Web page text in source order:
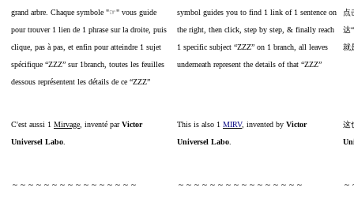
grand arbre. Chaque symbole "☞" vous guide
pour trouver 1 lien de 1 phrase sur la droite, puis
clique, pas à pas, et enfin pour atteindre 1 sujet
spécifique “ZZZ” sur 1branch, toutes les feuilles
dessous représentent les détails de ce “ZZZ”
symbol guides you to find 1 link of 1 sentence on
the right, then click, step by step, & finally reach
1 specific subject “ZZZ” on 1 branch, all leaves
underneath represent the details of that “ZZZ”
点
达“
就
C'est aussi 1 Mirvage , inventé parVictor
Universel Labo
This is also 1 MIRV, invented by Victor
Universel Labo
这
～～～～～～～～～～～～～～～～ ～～～～～～～～～～～～～～～～ ～